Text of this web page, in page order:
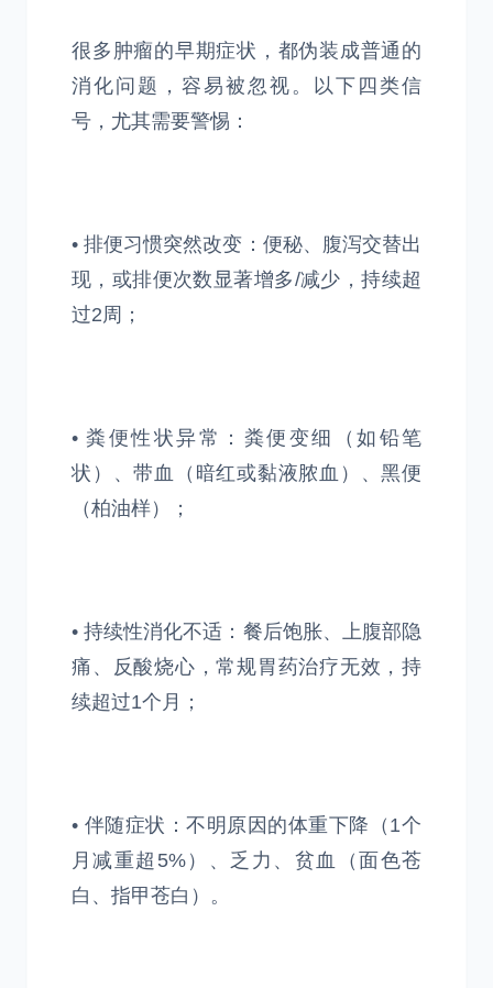
很多肿瘤的早期症状，都伪装成普通的
消化问题，容易被忽视。以下四类信
号，尤其需要警惕：
• 排便习惯突然改变：便秘、腹泻交替出
现，或排便次数显著增多/减少，持续超
过2周；
• 粪便性状异常：粪便变细（如铅笔
状）、带血（暗红或黏液脓血）、黑便
（柏油样）；
• 持续性消化不适：餐后饱胀、上腹部隐
痛、反酸烧心，常规胃药治疗无效，持
续超过1个月；
• 伴随症状：不明原因的体重下降（1个
月减重超5%）、乏力、贫血（面色苍
白、指甲苍白）。